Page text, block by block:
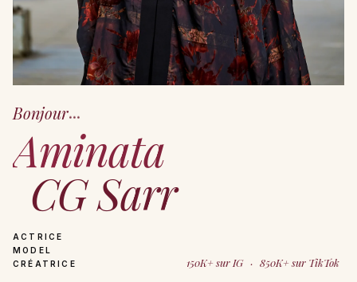
Bonjour...
Aminata
CG Sarr
ACTRICE
MODEL
CRÉATRICE
150K+sur IG · 850K+sur TikTok